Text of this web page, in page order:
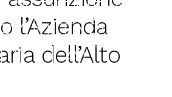
L’AZIENDA
l’Azienda
dell’Alto